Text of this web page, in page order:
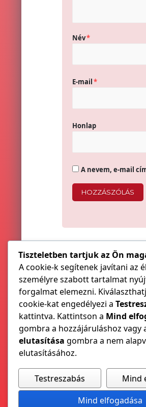
Név*
E-mail*
Honlap
A nevem, e-mail
Tiszteletben tartjuk az Ön
A cookie-k segítenek javítani az
személyre szabott tartalmat
forgalmat elemezni.
cookie-kat engedélyezi a
kattintva. Kattintson a Mind
gombra a hozzájáruláshoz vagy
elutasítása gombra a nem
elutasításához.
Testreszabás
Mind
Mind elfogadása